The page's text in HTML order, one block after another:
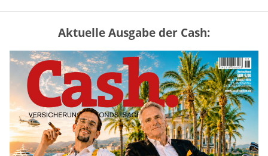
Vermieter-Zutritt: Wann Mieter
die Wohnung öffnen müssen
mehr
Goldpreis erreicht Sieben-Wochen-
Hoch nach schwachen US-Jobdaten
mehr
Aktuelle Ausgabe der Cash: